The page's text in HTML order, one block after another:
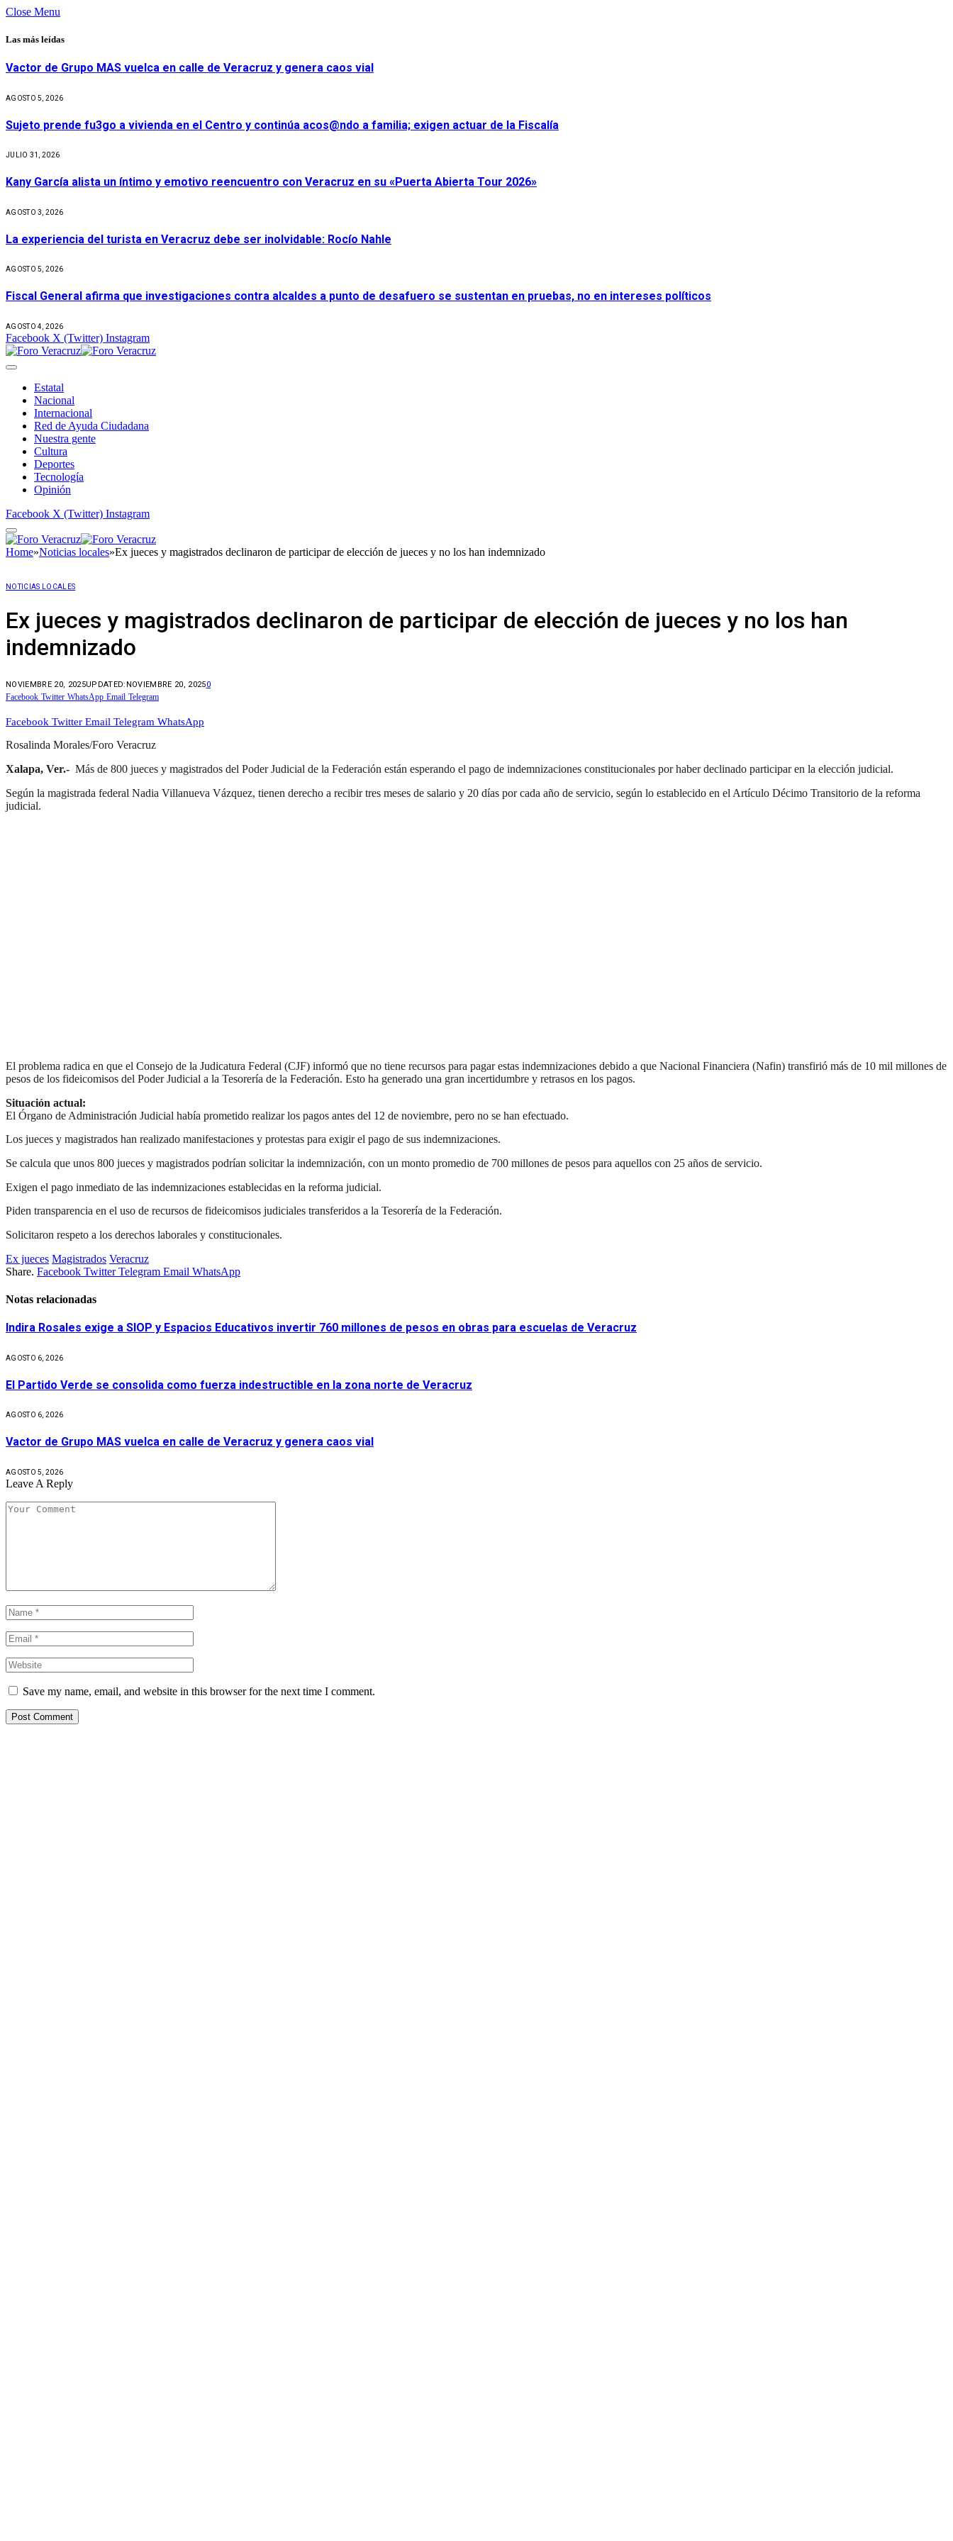
Close Menu
Las más leídas
Vactor de Grupo MAS vuelca en calle de Veracruz y genera caos vial
AGOSTO 5, 2026
Sujeto prende fu3go a vivienda en el Centro y continúa acos@ndo a familia; exigen actuar de la Fiscalía
JULIO 31, 2026
Kany García alista un íntimo y emotivo reencuentro con Veracruz en su «Puerta Abierta Tour 2026»
AGOSTO 3, 2026
La experiencia del turista en Veracruz debe ser inolvidable: Rocío Nahle
AGOSTO 5, 2026
Fiscal General afirma que investigaciones contra alcaldes a punto de desafuero se sustentan en pruebas, no en intereses políticos
AGOSTO 4, 2026
Facebook X (Twitter) Instagram
Estatal
Nacional
Internacional
Red de Ayuda Ciudadana
Nuestra gente
Cultura
Deportes
Tecnología
Opinión
Facebook X (Twitter) Instagram
Home»Noticias locales»Ex jueces y magistrados declinaron de participar de elección de jueces y no los han indemnizado
NOTICIAS LOCALES
Ex jueces y magistrados declinaron de participar de elección de jueces y no los han
indemnizado
NOVIEMBRE 20, 2025UPDATED: NOVIEMBRE 20, 20250
Facebook Twitter WhatsApp Email Telegram
Facebook Twitter Email Telegram WhatsApp
Rosalinda Morales/Foro Veracruz
Xalapa, Ver.- Más de 800 jueces y magistrados del Poder Judicial de la Federación están esperando el pago de indemnizaciones constitucionales por haber declinado participar en la elección judicial.
Según la magistrada federal Nadia Villanueva Vázquez, tienen derecho a recibir tres meses de salario y 20 días por cada año de servicio, según lo establecido en el Artículo Décimo Transitorio de la reforma
judicial.
El problema radica en que el Consejo de la Judicatura Federal (CJF) informó que no tiene recursos para pagar estas indemnizaciones debido a que Nacional Financiera (Nafin) transfirió más de 10 mil millones de
pesos de los fideicomisos del Poder Judicial a la Tesorería de la Federación. Esto ha generado una gran incertidumbre y retrasos en los pagos.
Situación actual:
El Órgano de Administración Judicial había prometido realizar los pagos antes del 12 de noviembre, pero no se han efectuado.
Los jueces y magistrados han realizado manifestaciones y protestas para exigir el pago de sus indemnizaciones.
Se calcula que unos 800 jueces y magistrados podrían solicitar la indemnización, con un monto promedio de 700 millones de pesos para aquellos con 25 años de servicio.
Exigen el pago inmediato de las indemnizaciones establecidas en la reforma judicial.
Piden transparencia en el uso de recursos de fideicomisos judiciales transferidos a la Tesorería de la Federación.
Solicitaron respeto a los derechos laborales y constitucionales.
Ex jueces Magistrados Veracruz
Share. Facebook Twitter Telegram Email WhatsApp
Notas relacionadas
Indira Rosales exige a SIOP y Espacios Educativos invertir 760 millones de pesos en obras para escuelas de Veracruz
AGOSTO 6, 2026
El Partido Verde se consolida como fuerza indestructible en la zona norte de Veracruz
AGOSTO 6, 2026
Vactor de Grupo MAS vuelca en calle de Veracruz y genera caos vial
AGOSTO 5, 2026
Leave A Reply
Save my name, email, and website in this browser for the next time I comment.